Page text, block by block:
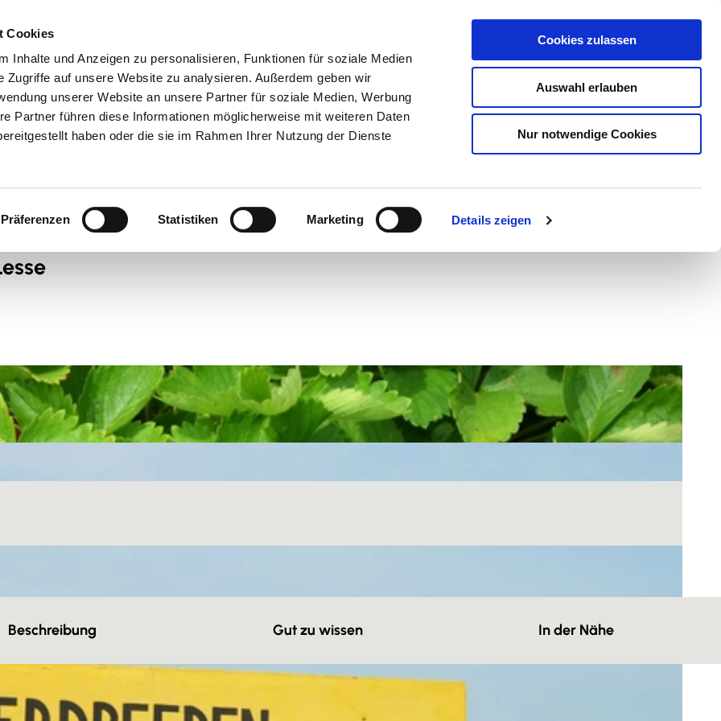
Cookies
Inhalte und Anzeigen zu personalisieren, Funktionen für soziale Medien
Zugriffe auf unsere Website zu analysieren. Außerdem geben wir
unserer Website an unsere Partner für soziale Medien, Werbung
Partner führen diese Informationen möglicherweise mit weiteren Daten
haben oder die sie im Rahmen Ihrer Nutzung der Dienste
Präferenzen Statistiken Marketing Details zeigen
Cookies zulassen
Auswahl erlauben
Nur notwendige Cookies
Genuss Suche Veranstaltungen
Beschreibung Gut zu wissen In der Nähe